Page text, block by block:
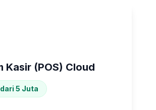
Kasir (POS) Cloud
5 Juta